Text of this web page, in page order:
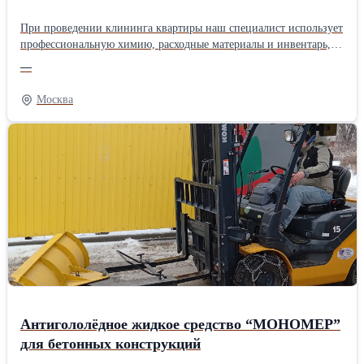
При проведении клининга квартиры наш специалист использует
профессиональную химию, расходные материалы и инвентарь,
Актуальный прайс и расчет цены вы всегда можете запросить у
наших менеджеров. Мы работаем прозрачно, поэтому сразу
увидите, сколько стоит уборка квартиры с выездом по Москве и
области.
—
Москва
Антигололёдное жидкое средство “МОНОМЕР”
для бетонных конструкций